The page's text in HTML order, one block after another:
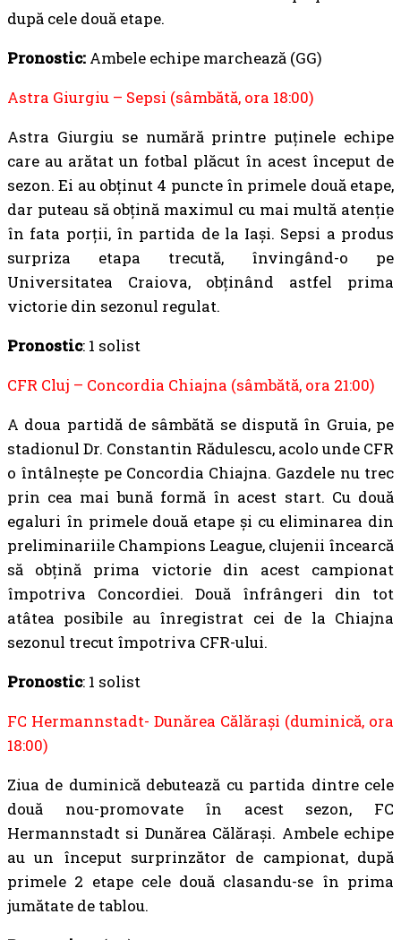
după cele două etape.
Pronostic: Ambele echipe marchează (GG)
Astra Giurgiu – Sepsi (sâmbătă, ora 18:00)
Astra Giurgiu se numără printre puținele echipe
care au arătat un fotbal plăcut în acest început de
sezon. Ei au obținut 4 puncte în primele două etape,
dar puteau să obțină maximul cu mai multă atenție
în fata porții, în partida de la Iași. Sepsi a produs
surpriza etapa trecută, învingând-o pe
Universitatea Craiova, obținând astfel prima
victorie din sezonul regulat.
Pronostic: 1 solist
CFR Cluj – Concordia Chiajna (sâmbătă, ora 21:00)
A doua partidă de sâmbătă se dispută în Gruia, pe
stadionul Dr. Constantin Rădulescu, acolo unde CFR
o întâlnește pe Concordia Chiajna. Gazdele nu trec
prin cea mai bună formă în acest start. Cu două
egaluri în primele două etape și cu eliminarea din
preliminariile Champions League, clujenii încearcă
să obțină prima victorie din acest campionat
împotriva Concordiei. Două înfrângeri din tot
atâtea posibile au înregistrat cei de la Chiajna
sezonul trecut împotriva CFR-ului.
Pronostic: 1 solist
FC Hermannstadt- Dunărea Călărași (duminică, ora
18:00)
Ziua de duminică debutează cu partida dintre cele
două nou-promovate în acest sezon, FC
Hermannstadt si Dunărea Călărași. Ambele echipe
au un început surprinzător de campionat, după
primele 2 etape cele două clasandu-se în prima
jumătate de tablou.